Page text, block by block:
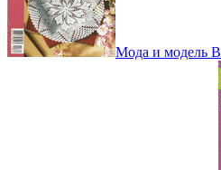
Мода и модель